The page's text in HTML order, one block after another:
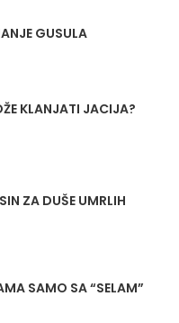
GUSULA
KLANJATI JACIJA?
ZA DUŠE UMRLIH
SAMO SA “SELAM”